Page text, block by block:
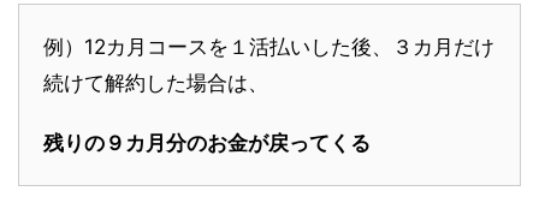
例）12カ月コースを１活払いした後、３カ月だけ
続けて解約した場合は、
残りの９カ月分のお金が戻ってくる